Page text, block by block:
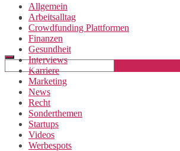
Geschäftskonto eröffnen
Allgemein
Arbeitsalltag
Crowdfunding Plattformen
Finanzen
Gesundheit
Interviews
Karriere
Marketing
News
Recht
Sonderthemen
Startups
Videos
Werbespots